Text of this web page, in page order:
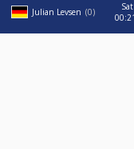
Julian Levsen 0
Sat